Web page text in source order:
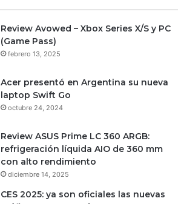
Review Avowed – Xbox Series X/S y PC
(Game Pass)
febrero 13, 2025
Acer presentó en Argentina su nueva
laptop Swift Go
octubre 24, 2024
Review ASUS Prime LC 360 ARGB:
refrigeración líquida AIO de 360 mm
con alto rendimiento
diciembre 14, 2025
CES 2025: ya son oficiales las nuevas